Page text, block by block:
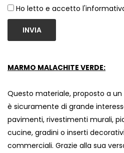
Ho letto e accetto
INVIA
MARMO MALACHITE VERDE:
Questo materiale, proposto a
è sicuramente di grande
pavimenti, rivestimenti murali,
cucine, gradini o inserti
commerciali. Grazie alla sua